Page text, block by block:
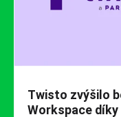
Twisto zvýšilo
Workspace